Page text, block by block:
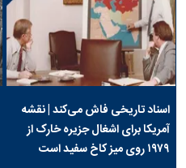
اسناد تاریخی فاش می‌کند | نقشه
آمریکا برای اشغال جزیره خارک از
۱۹۷۹ روی میز کاخ سفید است